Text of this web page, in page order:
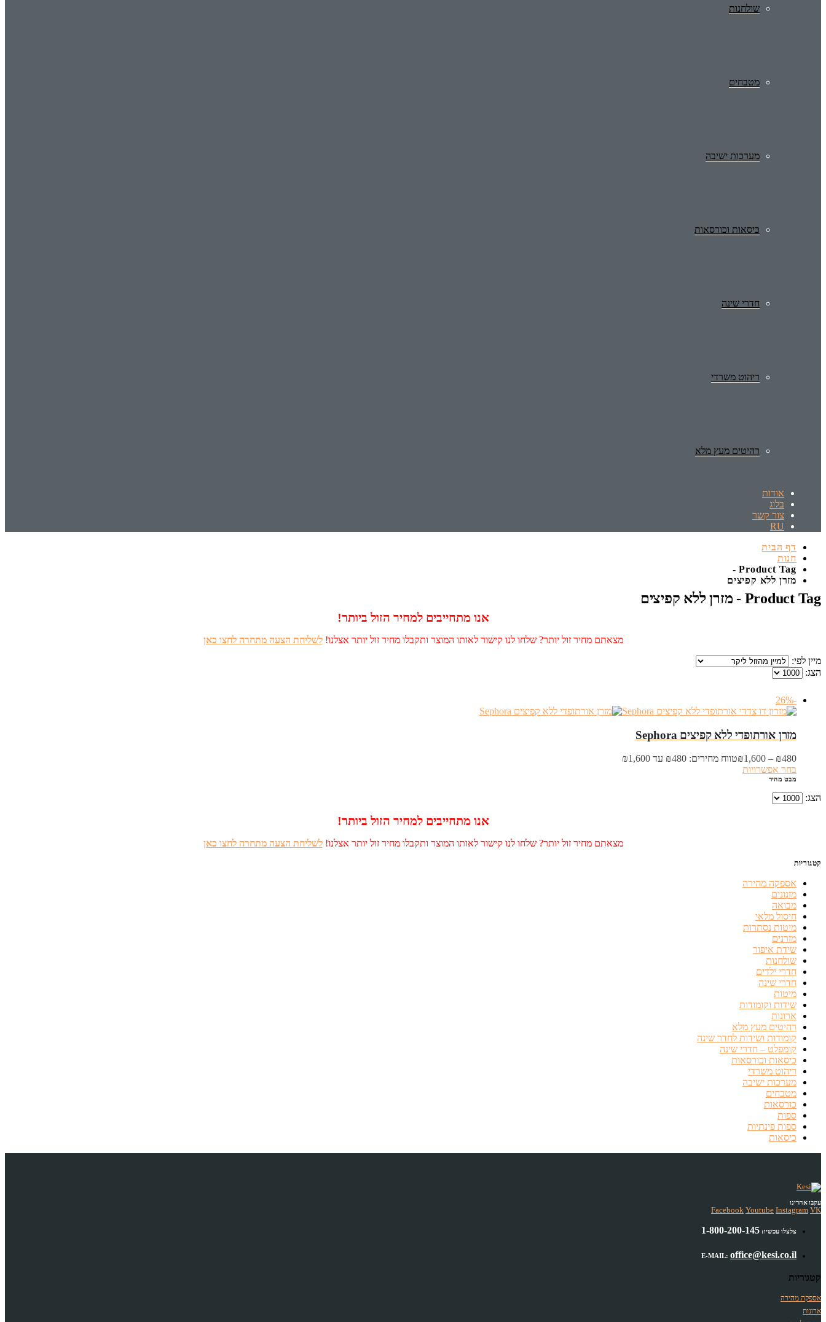
שולחנות
מטבחים
מערכות ישיבה
כיסאות וכורסאות
חדרי שינה
ריהוט משרדי
רהיטים מעץ מלא
אודות
בלוג
צור קשר
RU
דף הבית
חנות
Product Tag -
מזרן ללא קפיצים
Product Tag - מזרן ללא קפיצים
אנו מתחייבים למחיר הזול ביותר!
מצאתם מחיר זול יותר? שלחו לנו קישור לאותו המוצר ותקבלו מחיר זול יותר אצלנו!לשליחת הצעה מתחרה לחצו כאן
מיין לפי:
הצג:
-26%
מזרן אורתופדי ללא קפיצים Sephora
₪480
–
₪1,600
טווח מחירים: ⁦₪480⁩ עד ⁦₪1,600⁩
בחר אפשרויות
מבט מהיר
הצג:
אנו מתחייבים למחיר הזול ביותר!
מצאתם מחיר זול יותר? שלחו לנו קישור לאותו המוצר ותקבלו מחיר זול יותר אצלנו!לשליחת הצעה מתחרה לחצו כאן
קטגוריות
אספקה מהירה
מזנונים
מבואה
חיסול מלאי
מיטות נסתרות
מזרנים
שידת איפור
שולחנות
חדרי ילדים
חדרי שינה
מיטות
שידות וקומודות
ארונות
רהיטים מעץ מלא
קומודות ושידות לחדר שינה
קומפלט – חדרי שינה
כיסאות וכורסאות
ריהוט משרדי
מערכות ישיבה
מטבחים
כורסאות
ספות
ספות פינתיות
כיסאות
עקבו אחרינו
Facebook Youtube Instagram VK
צלצלו עכשיו: 1-800-200-145
E-MAIL: office@kesi.co.il
קטגוריות
אספקה מהירה
ארונות